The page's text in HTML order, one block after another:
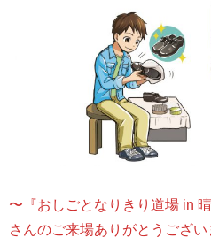
〜『おしごとなりきり道場 in
さんのご来場ありがとうござ